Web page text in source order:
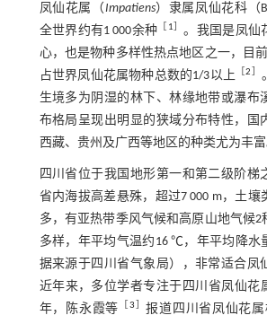
凤仙花属（Impatiens）隶属凤仙花科（
全世界约有1 000余种
1
。我国是凤仙
心，也是物种多样性热点地区之一，目前
占世界凤仙花属物种总数的1/3以上 ［2
生境多为阴湿的林下、林缘地带或瀑布
布格局呈现出明显的狭域分布特性，国
西藏、贵州及广西等地区的种类尤为丰富
四川省位于我国地形第一和第二级阶梯
省内海拔高差悬殊，超过7 000 m，土壤
多，有亚热带季风气候和高原山地气候2
多样，年平均气温约16 ℃，年平均降水
据来源于四川省气象局），非常适合凤
近年来，多位学者专注于四川省凤仙花
年，陈永霞等
3 ］报道四川省凤仙花